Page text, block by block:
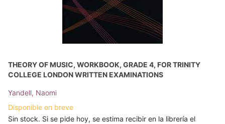
THEORY OF MUSIC, WORKBOOK, GRADE 4, FOR TRINITY
COLLEGE LONDON WRITTEN EXAMINATIONS
Yandell, Naomi
Disponible en breve
Sin stock. Si se pide hoy, se estima recibir en la librería el